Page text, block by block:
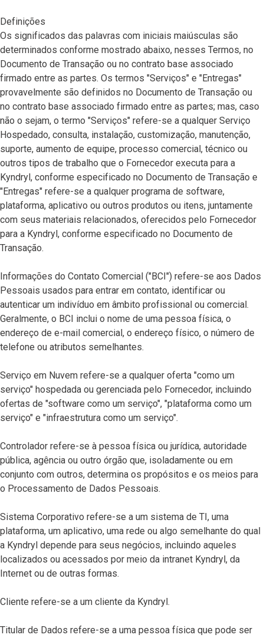
Definições
Os significados das palavras com iniciais maiúsculas são
determinados conforme mostrado abaixo, nesses Termos, no
Documento de Transação ou no contrato base associado
firmado entre as partes. Os termos "Serviços" e "Entregas"
provavelmente são definidos no Documento de Transação ou
no contrato base associado firmado entre as partes; mas, caso
não o sejam, o termo "Serviços" refere-se a qualquer Serviço
Hospedado, consulta, instalação, customização, manutenção,
suporte, aumento de equipe, processo comercial, técnico ou
outros tipos de trabalho que o Fornecedor executa para a
Kyndryl, conforme especificado no Documento de Transação e
"Entregas" refere-se a qualquer programa de software,
plataforma, aplicativo ou outros produtos ou itens, juntamente
com seus materiais relacionados, oferecidos pelo Fornecedor
para a Kyndryl, conforme especificado no Documento de
Transação.
Informações do Contato Comercial ("BCI") refere-se aos Dados
Pessoais usados para entrar em contato, identificar ou
autenticar um indivíduo em âmbito profissional ou comercial.
Geralmente, o BCI inclui o nome de uma pessoa física, o
endereço de e-mail comercial, o endereço físico, o número de
telefone ou atributos semelhantes.
Serviço em Nuvem refere-se a qualquer oferta "como um
serviço" hospedada ou gerenciada pelo Fornecedor, incluindo
ofertas de "software como um serviço", "plataforma como um
serviço" e "infraestrutura como um serviço".
Controlador refere-se à pessoa física ou jurídica, autoridade
pública, agência ou outro órgão que, isoladamente ou em
conjunto com outros, determina os propósitos e os meios para
o Processamento de Dados Pessoais.
Sistema Corporativo refere-se a um sistema de TI, uma
plataforma, um aplicativo, uma rede ou algo semelhante do qual
a Kyndryl depende para seus negócios, incluindo aqueles
localizados ou acessados por meio da intranet Kyndryl, da
Internet ou de outras formas.
Cliente refere-se a um cliente da Kyndryl.
Titular de Dados refere-se a uma pessoa física que pode ser